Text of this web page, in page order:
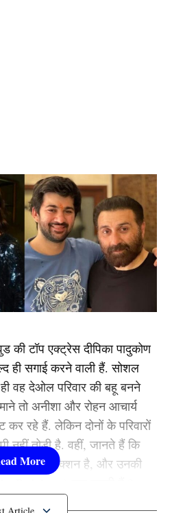
की टॉप एक्ट्रेस दीपिका पादुकोण
ही सगाई करने वाली हैं. सोशल
वह देओल परिवार की बहू बनने
माने तो अनीशा और रोहन आचार्य
रहे हैं. लेकिन दोनों के परिवारों
नहीं तोड़ी है. वहीं, जानते हैं कि
से क्या कनेक्शन है, और उनकी